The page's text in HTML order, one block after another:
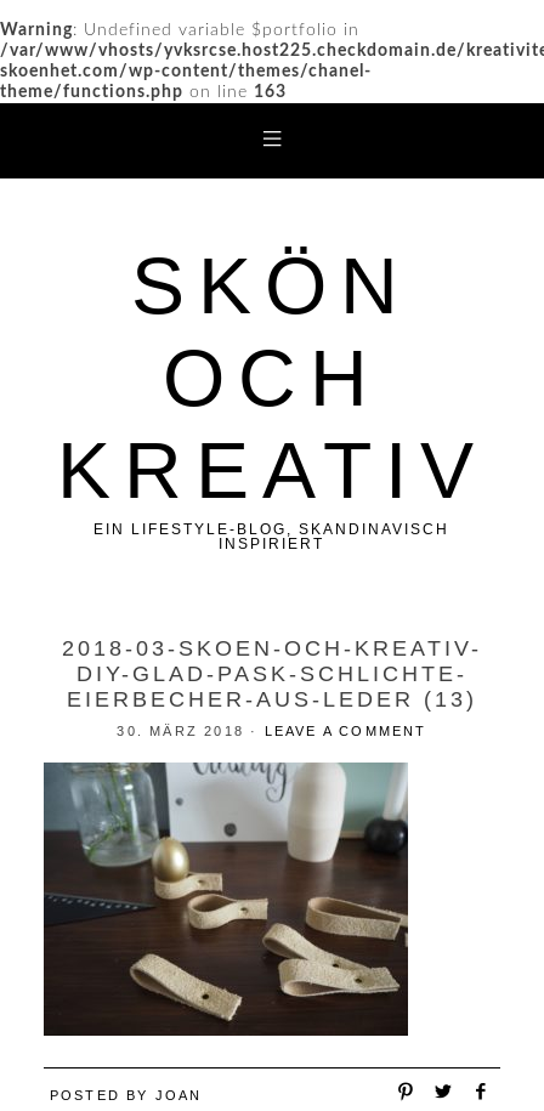
Warning: Undefined variable $portfolio in
/var/www/vhosts/yvksrcse.host225.checkdomain.de/
skoenhet.com/wp-content/themes/chanel-
theme/functions.php on line 163
SKÖN
OCH
KREATIV
EIN LIFESTYLE-BLOG, SKANDINAVISCH
INSPIRIERT
2018-03-SKOEN-OCH-KREATIV-
DIY-GLAD-PASK-SCHLICHTE-
EIERBECHER-AUS-LEDER (13)
30. MÄRZ 2018 · LEAVE A COMMENT
POSTED BY JOAN